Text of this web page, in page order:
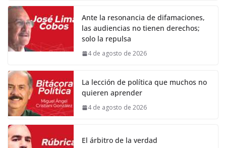
Ante la resonancia de difamaciones,
las audiencias no tienen derechos;
solo la repulsa
4 de agosto de 2026
La lección de política que muchos no
quieren aprender
4 de agosto de 2026
El árbitro de la verdad